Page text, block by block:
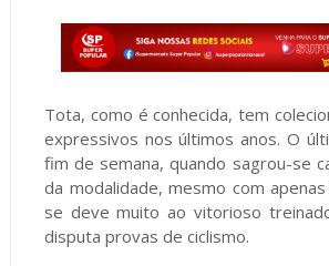
Tota, como é conhecida, tem
expressivos nos últimos anos. O
fim de semana, quando sagrou-se
da modalidade, mesmo com
se deve muito ao vitorioso
disputa provas de ciclismo.